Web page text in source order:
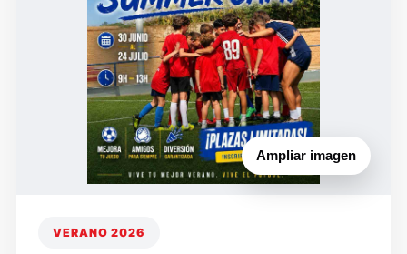
Ampliar imagen
VERANO 2026